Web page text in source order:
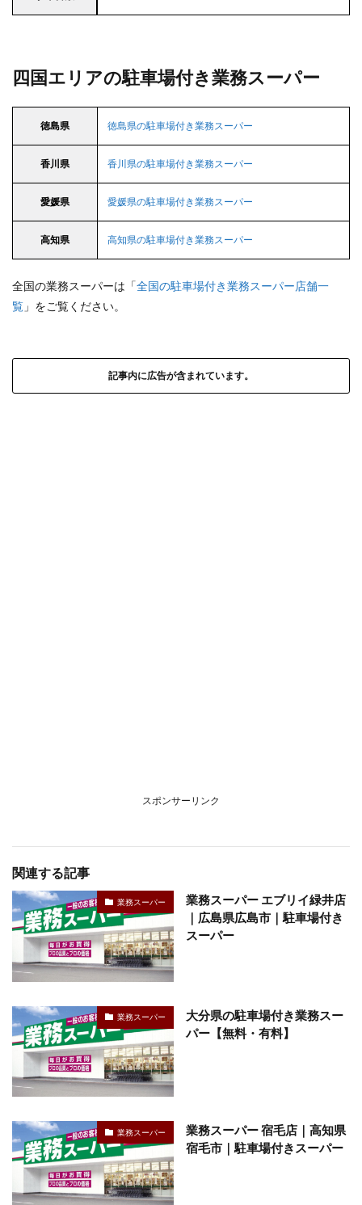
四国エリアの駐車場付き業務スーパー
徳島県 徳島県の駐車場付き業務スーパー
香川県 香川県の駐車場付き業務スーパー
愛媛県 愛媛県の駐車場付き業務スーパー
高知県 高知県の駐車場付き業務スーパー
全国の業務スーパーは「全国の駐車場付き業務スーパー店舗一
覧 」をご覧ください。
記事内に広告が含まれています。
スポンサーリンク
関連する記事
業務スーパー
業務スーパー エブリイ緑井店
｜広島県広島市｜駐車場付き
スーパー
業務スーパー
大分県の駐車場付き業務スー
パー【無料・有料】
業務スーパー
業務スーパー 宿毛店｜高知県
宿毛市｜駐車場付きスーパー